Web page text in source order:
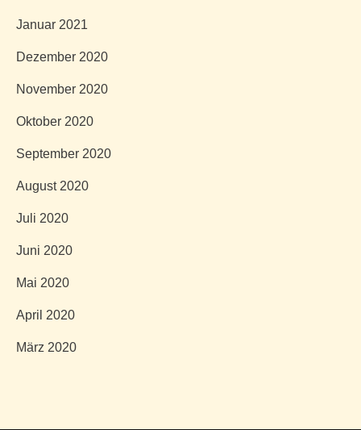
Januar 2021
Dezember 2020
November 2020
Oktober 2020
September 2020
August 2020
Juli 2020
Juni 2020
Mai 2020
April 2020
März 2020